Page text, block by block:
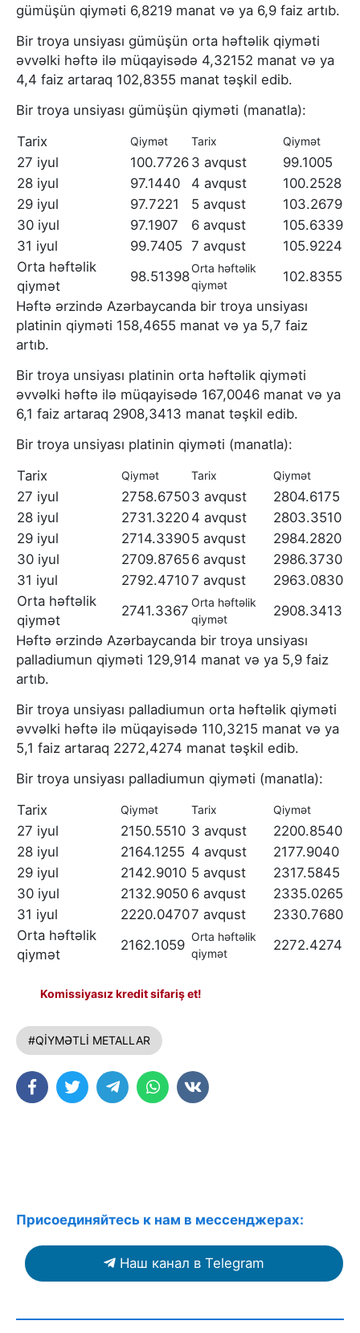
gümüşün qiyməti 6,8219 manat və ya 6,9 faiz artıb.
Bir troya unsiyası gümüşün orta həftəlik qiyməti
əvvəlki həftə ilə müqayisədə 4,32152 manat və ya
4,4 faiz artaraq 102,8355 manat təşkil edib.
Bir troya unsiyası gümüşün qiyməti (manatla):
Tarix
Qiymət Tarix Qiymət
27 iyul 100.7726 3 avqust
99.1005
28 iyul
97.1440 4 avqust
100.2528
29 iyul
97.7221 5 avqust
103.2679
30 iyul
97.1907 6 avqust
105.6339
31 iyul
99.7405 7 avqust
105.9224
Orta həftəlik
qiymət
98.51398
Orta həftəlik
qiymət
102.8355
Həftə ərzində Azərbaycanda bir troya unsiyası
platinin qiyməti 158,4655 manat və ya 5,7 faiz
artıb.
Bir troya unsiyası platinin orta həftəlik qiyməti
əvvəlki həftə ilə müqayisədə 167,0046 manat və ya
6,1 faiz artaraq 2908,3413 manat təşkil edib.
Bir troya unsiyası platinin qiyməti (manatla):
Tarix
Qiymət Tarix Qiymət
27 iyul 2758.67503 avqust
2804.6175
28 iyul
2731.3220 4 avqust
2803.3510
29 iyul
2714.33905 avqust
2984.2820
30 iyul
2709.8765 6 avqust
2986.3730
31 iyul
2792.47107 avqust
2963.0830
Orta həftəlik
qiymət
2741.3367
Orta həftəlik
qiymət
2908.3413
Həftə ərzində Azərbaycanda bir troya unsiyası
palladiumun qiyməti 129,914 manat və ya 5,9 faiz
artıb.
Bir troya unsiyası palladiumun orta həftəlik qiyməti
əvvəlki həftə ilə müqayisədə 110,3215 manat və ya
5,1 faiz artaraq 2272,4274 manat təşkil edib.
Bir troya unsiyası palladiumun qiyməti (manatla):
Tarix
Qiymət Tarix Qiymət
27 iyul 2150.5510 3 avqust
2200.8540
28 iyul
2164.1255 4 avqust
2177.9040
29 iyul
2142.9010 5 avqust
2317.5845
30 iyul
2132.9050 6 avqust
2335.0265
31 iyul
2220.04707 avqust
2330.7680
Orta həftəlik
qiymət
2162.1059
Orta həftəlik
qiymət
2272.4274
Komissiyasız kredit sifariş et!
#QİYMƏTLİ METALLAR
Присоединяйтесь к нам в мессенджерах:
Наш канал в Telegram